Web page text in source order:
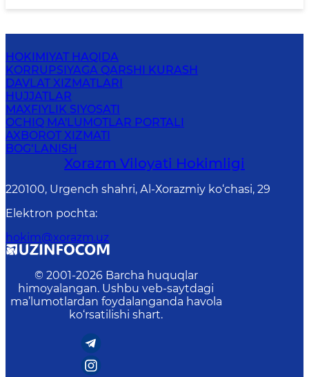
HOKIMIYAT HAQIDA
KORRUPSIYAGA QARSHI KURASH
DAVLAT XIZMATLARI
HUJJATLAR
MAXFIYLIK SIYOSATI
OCHIQ MA'LUMOTLAR PORTALI
AXBOROT XIZMATI
BOG‘LANISH
Xorazm Vilоyati Hоkimligi
220100, Urgеnch shаhri, Аl-Хоrаzmiy ko‘chаsi, 29
Elektron pochta:
hokim@xorazm.uz
© 2001-2026 Barcha huquqlar
himoyalangan. Ushbu veb-saytdagi
ma’lumotlardan foydalanganda havola
ko‘rsatilishi shart.